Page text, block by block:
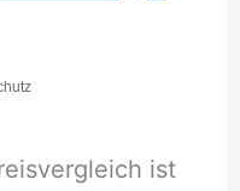
ist